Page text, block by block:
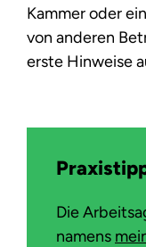
Kammer oder
von anderen
erste Hinweise
Die
namens